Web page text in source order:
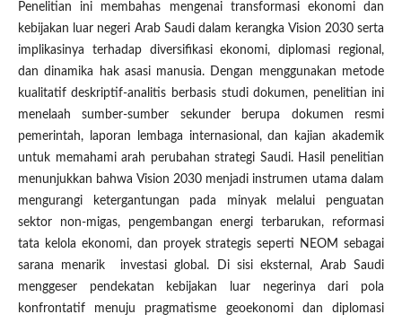
Penelitian ini membahas mengenai transformasi ekonomi dan
kebijakan luar negeri Arab Saudi dalam kerangka Vision 2030 serta
implikasinya terhadap diversifikasi ekonomi, diplomasi regional,
dan dinamika hak asasi manusia. Dengan menggunakan metode
kualitatif deskriptif-analitis berbasis studi dokumen, penelitian ini
menelaah sumber-sumber sekunder berupa dokumen resmi
pemerintah, laporan lembaga internasional, dan kajian akademik
untuk memahami arah perubahan strategi Saudi. Hasil penelitian
menunjukkan bahwa Vision 2030 menjadi instrumen utama dalam
mengurangi ketergantungan pada minyak melalui penguatan
sektor non-migas, pengembangan energi terbarukan, reformasi
tata kelola ekonomi, dan proyek strategis seperti NEOM sebagai
sarana menarik investasi global. Di sisi eksternal, Arab Saudi
menggeser pendekatan kebijakan luar negerinya dari pola
konfrontatif menuju pragmatisme geoekonomi dan diplomasi